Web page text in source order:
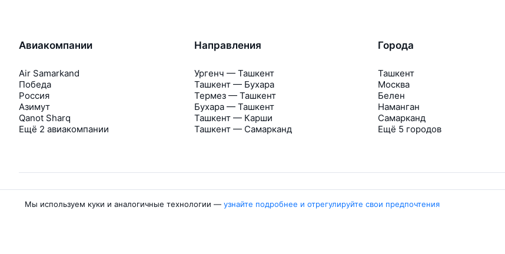
Авиакомпании
Air Samarkand
Победа
Россия
Азимут
Qanot Sharq
Ещё 2 авиакомпании
Направления
Ургенч — Ташкент
Ташкент — Бухара
Термез — Ташкент
Бухара — Ташкент
Ташкент — Карши
Ташкент — Самарканд
Города
Ташкент
Москва
Белен
Наманган
Самарканд
Ещё 5 городов
Мы используем куки и аналогичные технологии — узнайте подробнее и отрегулируйте свои предпочтения